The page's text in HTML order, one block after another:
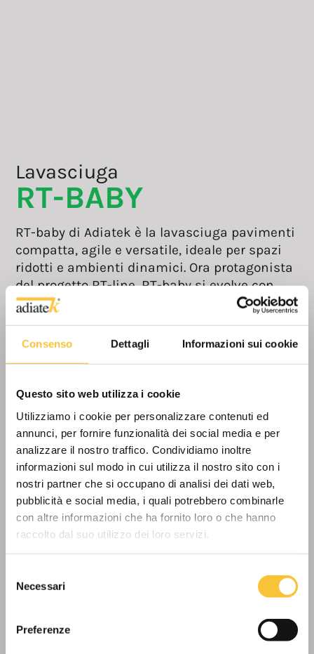
Consenso Dettagli Informazioni sui cookie
Questo sito web utilizza i cookie
Utilizziamo i cookie per personalizzare contenuti ed
annunci, per fornire funzionalità dei social media e per
analizzare il nostro traffico. Condividiamo inoltre
informazioni sul modo in cui utilizza il nostro sito con i
nostri partner che si occupano di analisi dei dati web,
pubblicità e social media, i quali potrebbero combinarle
con altre informazioni che ha fornito loro o che hanno
raccolto dal suo utilizzo dei loro servizi.
delNecessari
Preferenze
Lavasciuga
RT-BABY
RT-baby di Adiatek è la lavasciuga pavimenti
compatta, agile e versatile, ideale per spazi
ridotti e ambienti dinamici. Ora protagonista
del progetto RT-line, RT-baby si evolve con
una nuova anima sostenibile, realizzata in
plastica riciclata, senza compromettere
l’affidabilità e l’efficienza che la
contraddistinguono. Perfetta per chi cerca
impegno concreto verso il futuro del pianeta.
pari passo.
Scopri di più